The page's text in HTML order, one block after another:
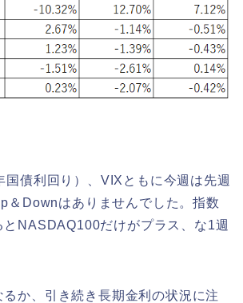
国債利回り）、VIXともに今週は先週
＆Downはありませんでした。指数
とNASDAQ100だけがプラス、な1週
か、引き続き長期金利の状況に注